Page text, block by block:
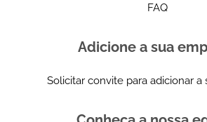
FAQ
Adicione a sua
Solicitar convite para adicionar a